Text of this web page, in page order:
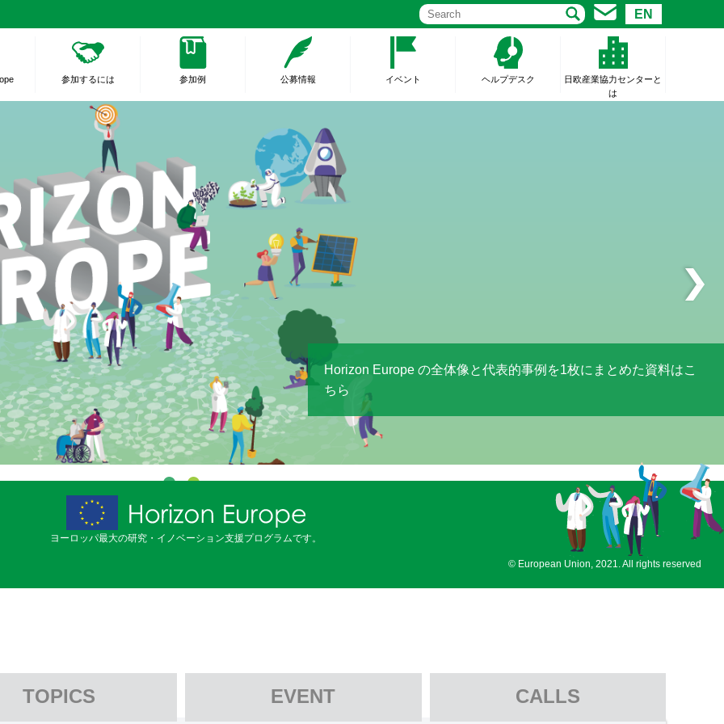
EN
参加するには 参加例 公募情報 イベント ヘルプデスク
日欧産業協力センターと
は
Horizon Europe の全体像と代表的事例を1枚にまとめた資料はこ
ちら
ヨーロッパ最大の研究・イノベーション支援プログラムです。
© European Union, 2021. All rights reserved
TOPICS EVENT CALLS